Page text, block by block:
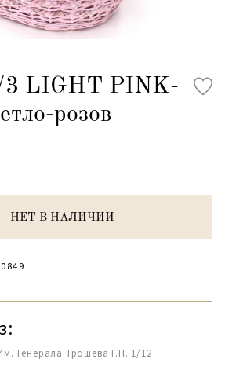
3 LIGHT PINK-
розов
НЕТ В НАЛИЧИИ
Генерала Трошева Г.Н. 1/12